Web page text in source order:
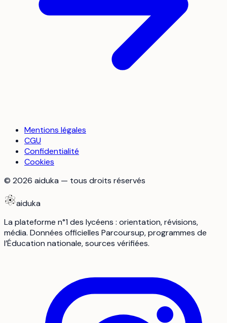
Mentions légales
CGU
Confidentialité
Cookies
© 2026 aiduka — tous droits réservés
aiduka
La plateforme n°1 des lycéens : orientation, révisions,
média. Données officielles Parcoursup, programmes de
l’Éducation nationale, sources vérifiées.